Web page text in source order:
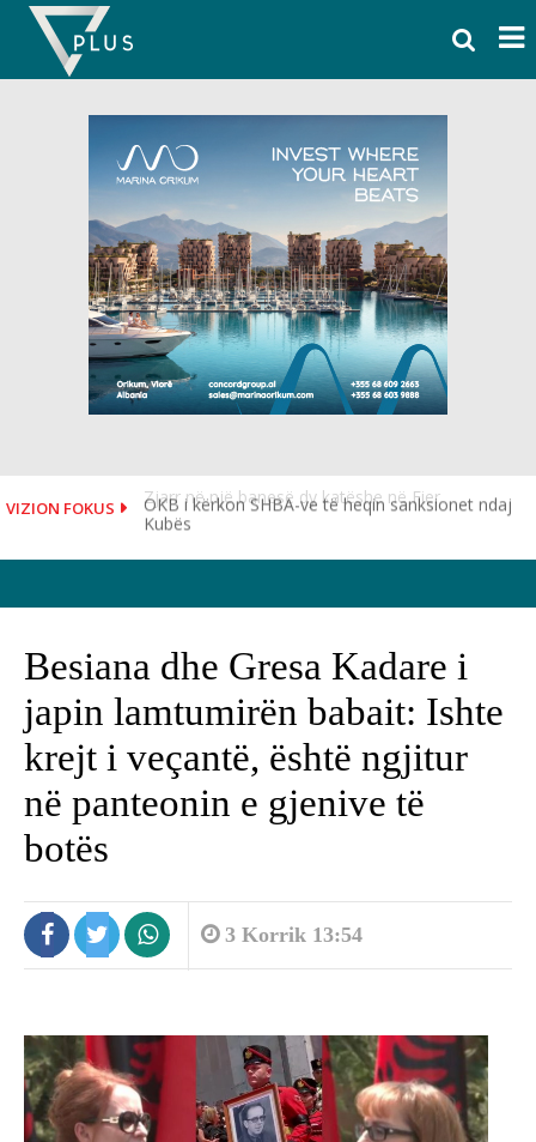
Skip
content
VIZION FOKUS
OKB i kërkon SHBA-ve të heqin sanksionet ndaj
Kubës
Besiana dhe Gresa Kadare i
japin lamtumirën babait: Ishte
krejt i veçantë, është ngjitur
në panteonin e gjenive të
botës
3 Korrik 13:54